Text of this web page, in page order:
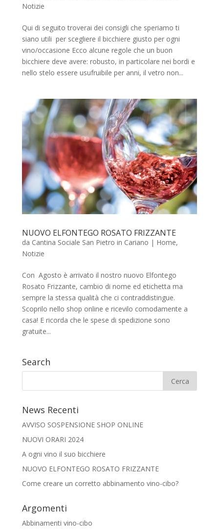
Notizie
Qui di seguito troverai dei consigli che speriamo ti
siano utili per scegliere il bicchiere giusto per ogni
vino/occasione Ecco alcune regole che un buon
bicchiere deve avere: robusto, in particolare nei bordi e
nello stelo essere usufruibile per anni, il vetro non...
NUOVO ELFONTEGO ROSATO FRIZZANTE
da Cantina Sociale San Pietro in Cariano | Home,
Notizie
Con Agosto è arrivato il nostro nuovo Elfontego
Rosato Frizzante, cambio di nome ed etichetta ma
sempre la stessa qualità che ci contraddistingue.
Scoprilo nello shop online e ricevilo comodamente a
casa! E ricorda che le spese di spedizione sono
gratuite...
Search
News Recenti
AVVISO SOSPENSIONE SHOP ONLINE
NUOVI ORARI 2024
A ogni vino il suo bicchiere
NUOVO ELFONTEGO ROSATO FRIZZANTE
Come creare un corretto abbinamento vino-cibo?
Argomenti
Abbinamenti vino-cibo